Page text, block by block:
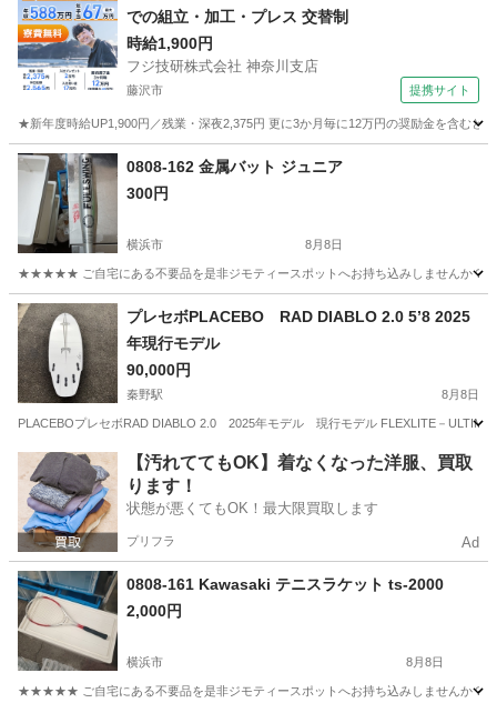
での組立・加工・プレス 交替制
時給1,900円
フジ技研株式会社 神奈川支店
藤沢市 提携サイト
★新年度時給UP1,900円／残業・深夜2,375円 更に3か月毎に12万円の奨励金を含む
神奈川 藤沢市 0808-162 金属バット ジュニア
300円
横浜市 8月8日
★★★★★ ご自宅にある不要品を是非ジモティースポットへお持ち込みしませんか？
神奈川 横浜市 野球
プレセボPLACEBO RAD DIABLO 2.0 5’8 2025
年現行モデル
90,000円
秦野駅 8月8日
PLACEBOプレセボRAD DIABLO 2.0 2025年モデル 現行モデル FLEXLITE－
神奈川 秦野市 秦野駅 マリンスポーツ
【汚れててもOK】着なくなった洋服、買取
ります！
状態が悪くてもOK！最大限買取します
プリフラ Ad
0808-161 Kawasaki テニスラケット ts-2000
2,000円
横浜市 8月8日
★★★★★ ご自宅にある不要品を是非ジモティースポットへお持ち込みしませんか？